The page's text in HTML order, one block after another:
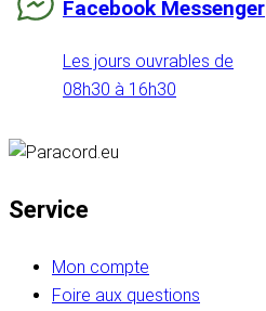
Facebook Messenger
Les jours ouvrables de
08h30 à 16h30
Service
Mon compte
Foire aux questions